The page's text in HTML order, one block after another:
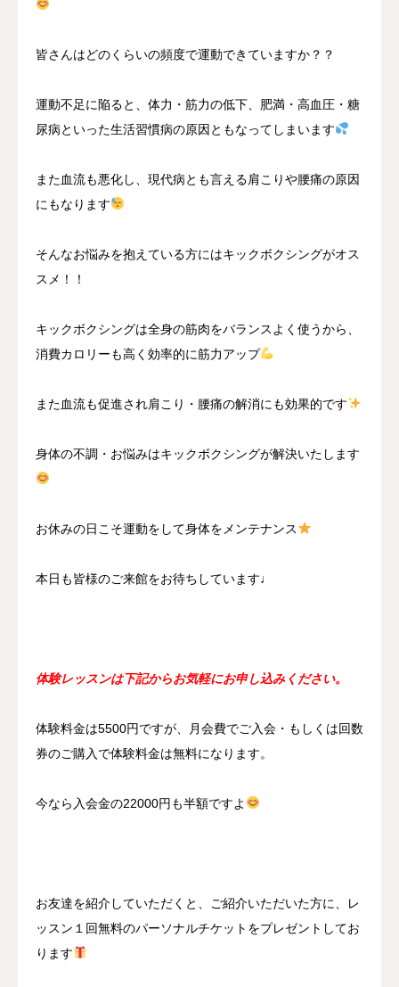
皆さんはどのくらいの頻度で運動できていますか？？
運動不足に陥ると、体力・筋力の低下、肥満・高血圧・糖
尿病といった生活習慣病の原因ともなってしまいます
また血流も悪化し、現代病とも言える肩こりや腰痛の原因
にもなります
そんなお悩みを抱えている方にはキックボクシングがオス
スメ！！
キックボクシングは全身の筋肉をバランスよく使うから、
消費カロリーも高く効率的に筋力アップ
また血流も促進され肩こり・腰痛の解消にも効果的です
身体の不調・お悩みはキックボクシングが解決いたします
お休みの日こそ運動をして身体をメンテナンス
本日も皆様のご来館をお待ちしています♩
体験レッスンは下記からお気軽にお申し込みください。
体験料金は5500円ですが、月会費でご入会・もしくは回数
券のご購入で体験料金は無料になります。
今なら入会金の22000円も半額ですよ
お友達を紹介していただくと、ご紹介いただいた方に、レ
ッスン１回無料のパーソナルチケットをプレゼントしてお
ります